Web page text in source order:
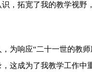
，拓宽了我的教学视野
为响应“二十一世的教
这成为了我教学工作中